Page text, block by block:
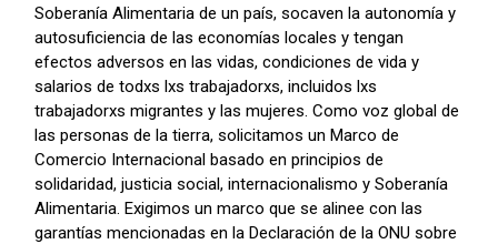
Soberanía Alimentaria de un país, socaven la autonomía y
autosuficiencia de las economías locales y tengan
efectos adversos en las vidas, condiciones de vida y
salarios de todxs lxs trabajadorxs, incluidos lxs
trabajadorxs migrantes y las mujeres. Como voz global de
las personas de la tierra, solicitamos un Marco de
Comercio Internacional basado en principios de
solidaridad, justicia social, internacionalismo y Soberanía
Alimentaria. Exigimos un marco que se alinee con las
garantías mencionadas en la Declaración de la ONU sobre